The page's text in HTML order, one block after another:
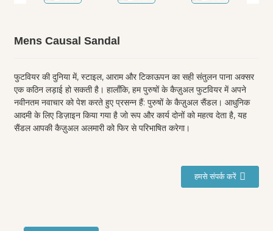
Mens Causal Sandal
फुटवियर की दुनिया में, स्टाइल, आराम और टिकाऊपन का सही संतुलन पाना अक्सर
एक कठिन लड़ाई हो सकती है। हालाँकि, हम पुरुषों के कैज़ुअल फुटवियर में अपने
नवीनतम नवाचार को पेश करते हुए प्रसन्न हैं: पुरुषों के कैज़ुअल सैंडल। आधुनिक
आदमी के लिए डिज़ाइन किया गया है जो रूप और कार्य दोनों को महत्व देता है, यह
सैंडल आपकी कैज़ुअल अलमारी को फिर से परिभाषित करेगा।
हमसे संपर्क करें